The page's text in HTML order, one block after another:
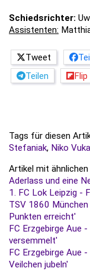
Schiedsrichter:
Assistenten:
Tweet
Teilen
Flip
Tags für diesen
Stefaniak, Niko
Artikel mit ähnlichen
Aderlass und eine
1. FC Lok Leipzig -
TSV 1860
Punkten erreicht'
FC Erzgebirge Aue
versemmelt'
FC Erzgebirge Aue
Veilchen jubeln'